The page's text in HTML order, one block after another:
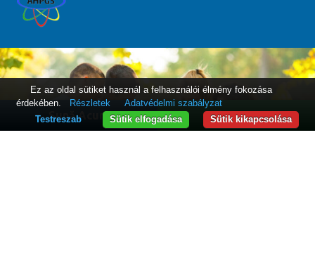
Sună Acum WhatsApp
Ez az oldal sütiket használ a felhasználói élmény fokozása
érdekében.
Részletek
Adatvédelmi szabályzat
Sütik kikapcsolása
Sütik elfogadása
Testreszab